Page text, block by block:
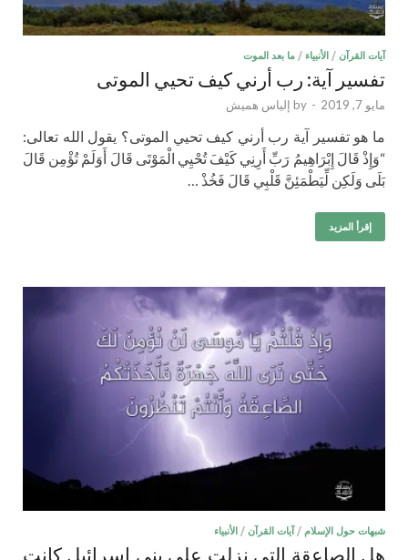
آيات القرآن / الأنبياء / ما بعد الموت
تفسير آية: رب أرني كيف تحيي الموتى
مايو 7, 2019 -
by إلياس هميش
ما هو تفسير آية رب أرني كيف تحيي الموتى؟ يقول الله تعالى:
“وَإِذْ قَالَ إِبْرَاهِيمُ رَبِّ أَرِنِي كَيْفَ تُحْيِي الْمَوْتَى قَالَ أَوَلَمْ تُؤْمِن قَالَ
بَلَى وَلَكِن لِّيَطْمَئِنَّ قَلْبِي قَالَ فَخُذْ …
إقرأ المزيد
شبهات حول الإسلام / آيات القرآن / الأنبياء
هل الصاعقة التي نزلت على بني إسرائيل كانت